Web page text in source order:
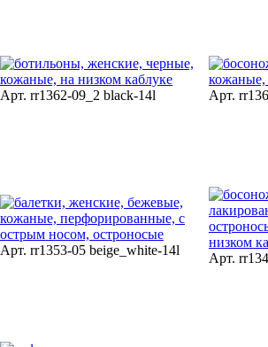
Арт. rr1362-09_2 black-14l Арт.
Арт. rr1353-05 beige_white-14l
Арт.